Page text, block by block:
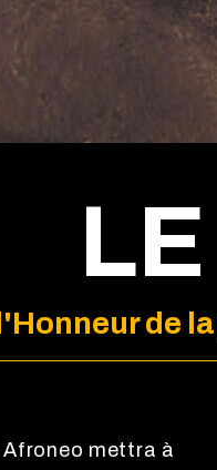
de
Afroneo mettra à